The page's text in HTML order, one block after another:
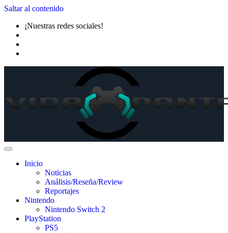
Saltar al contenido
¡Nuestras redes sociales!
Inicio
Noticias
Análisis/Reseña/Review
Reportajes
Nintendo
Nintendo Switch 2
PlayStation
PS5